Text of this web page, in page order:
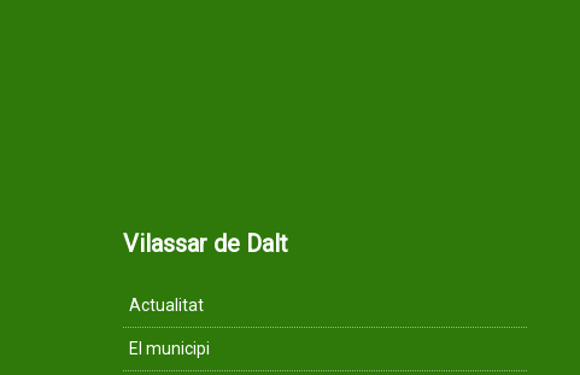
Vilassar de Dalt
Actualitat
El municipi